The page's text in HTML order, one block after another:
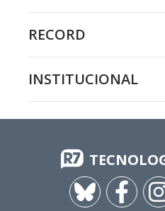
RECORD
INSTITUCIONAL